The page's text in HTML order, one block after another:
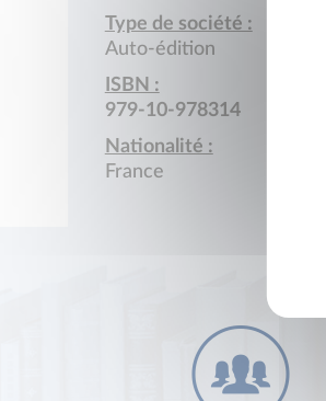
Type de société :
Auto-édition
ISBN :
979-10-978314
Nationalité :
France